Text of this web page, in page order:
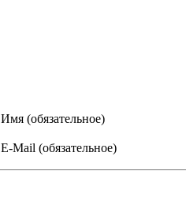
Имя (обязательное)
E-Mail (обязательное)